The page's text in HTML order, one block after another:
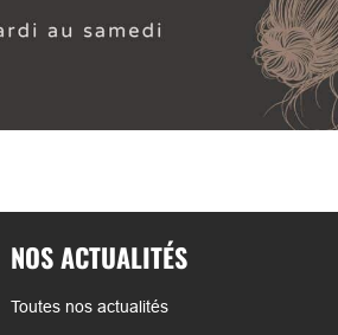
NOS ACTUALITÉS
Toutes nos actualités